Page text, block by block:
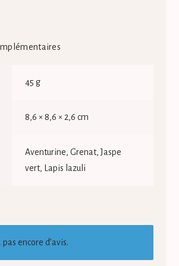
45 g
8,6 × 8,6 × 2,6 cm
Aventurine, Grenat, Jaspe
vert, Lapis lazuli
pas encore d’avis.